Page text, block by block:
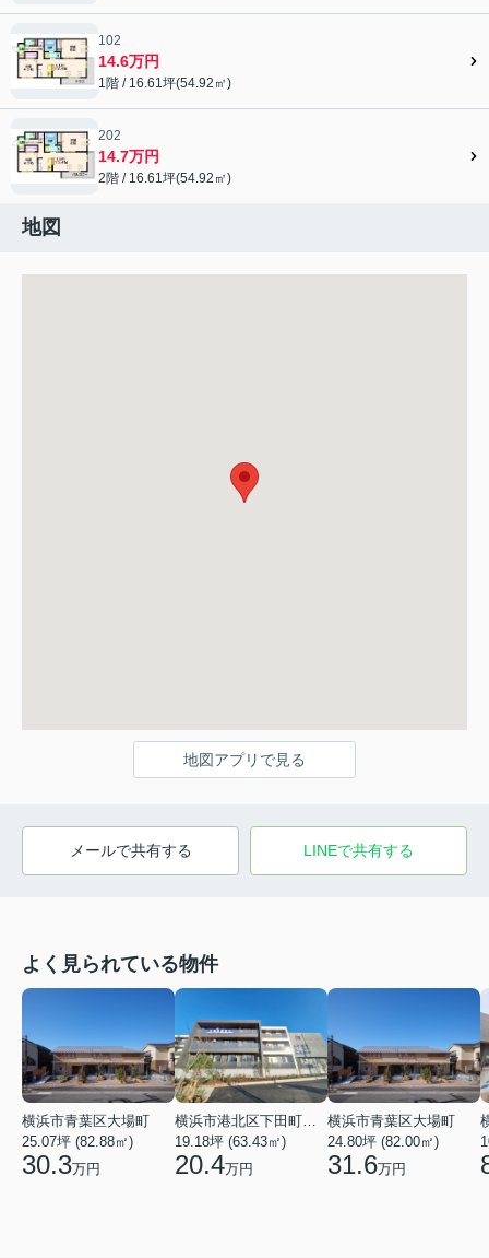
102
14.6万円
1階 / 16.61坪(54.92㎡)
202
14.7万円
2階 / 16.61坪(54.92㎡)
地図
地図アプリで見る
メールで共有する LINEで共有する
よく見られている物件
横浜市青葉区大場町
25.07坪 (82.88㎡)
30.3万円
19.18坪 (63.43㎡)
20.4万円
横浜市青葉区大場町
24.80坪 (82.00㎡)
31.6万円